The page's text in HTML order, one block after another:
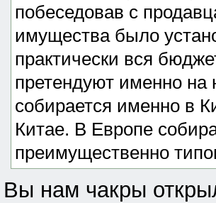
побеседовав с
имущества было
практически вся
претендуют именно на
собирается именно в
Китае. В Европе
преимущественно
Вы нам чакры